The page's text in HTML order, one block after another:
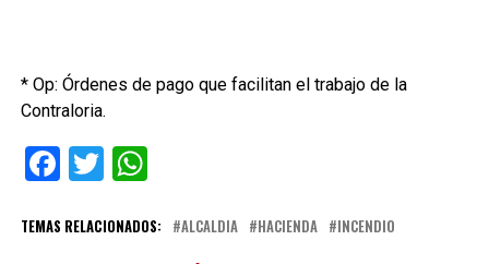
* Op: Órdenes de pago que facilitan el trabajo de la
Contraloria.
Facebook
TwitterWhatsApp
TEMAS RELACIONADOS: ALCALDIA HACIENDA INCENDIO